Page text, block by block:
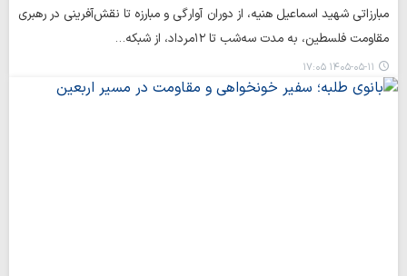
مبارزاتی شهید اسماعیل هنیه، از دوران آوارگی و مبارزه تا نقش‌آفرینی در رهبری
مقاومت فلسطین، به مدت سه‌شب تا ۱۲مرداد، از شبکه…
۱۴۰۵-۰۵-۱۱ ۱۷:۰۵